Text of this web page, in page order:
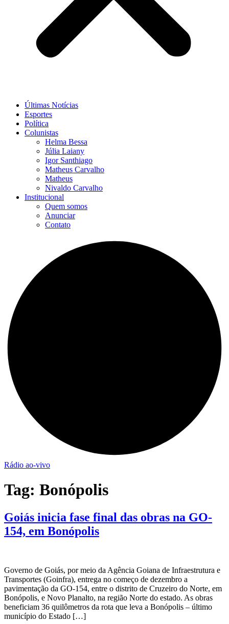
Últimas Notícias
Esportes
Política
Colunistas
Helma Bessa
Júlia Laiany
Igor Santhiago
Matheus Carvalho
Matheus
Nivaldo Carvalho
Institucional
Quem somos
Anunciar
Contato
Rádio ao-vivo
Tag: Bonópolis
Goiás inicia fase final das obras na GO-
154, em Bonópolis
Governo de Goiás, por meio da Agência Goiana de Infraestrutura e
Transportes (Goinfra), entrega no começo de dezembro a
pavimentação da GO-154, entre o distrito de Cruzeiro do Norte, em
Bonópolis, e Novo Planalto, na região Norte do estado. As obras
beneficiam 36 quilômetros da rota que leva a Bonópolis – último
município do Estado […]